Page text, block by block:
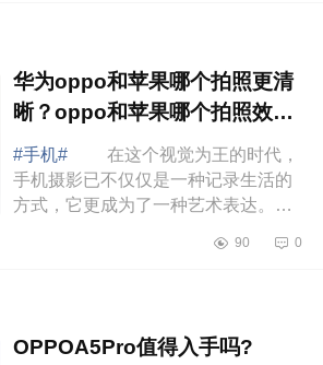
华为oppo和苹果哪个拍照更清
晰？oppo和苹果哪个拍照效果
好
#手机#
在这个视觉为王的时代，
手机摄影已不仅仅是一种记录生活的
方式，它更成为了一种艺术表达。随
能也在不断提升，甚至在某些方面已
90 0
OPPOA5Pro值得入手吗?